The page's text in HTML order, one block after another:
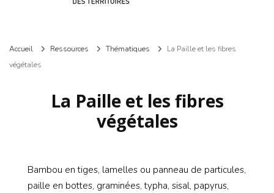
Accueil Ressources Thématiques
La Paille et les fibres
végétales
La Paille et les fibres
végétales
Bambou en tiges, lamelles ou panneau de particules,
paille en bottes, graminées, typha, sisal, papyrus,